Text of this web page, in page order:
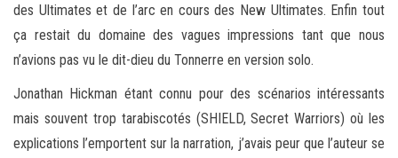
des Ultimates et de l’arc en cours des New Ultimates. Enfin tout
ça restait du domaine des vagues impressions tant que nous
n’avions pas vu le dit-dieu du Tonnerre en version solo.
Jonathan Hickman étant connu pour des scénarios intéressants
mais souvent trop tarabiscotés (SHIELD, Secret Warriors) où les
explications l’emportent sur la narration, j’avais peur que l’auteur se